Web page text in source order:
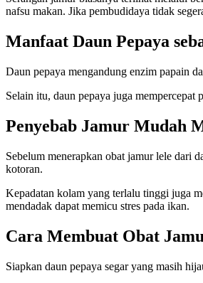
nafsu makan. Jika pembudidaya tidak
Manfaat Daun Pepaya
Daun pepaya mengandung enzim papain
Selain itu, daun pepaya juga
Penyebab Jamur Mudah
Sebelum menerapkan obat jamur lele dari
kotoran.
Kepadatan kolam yang terlalu tinggi juga
mendadak dapat memicu stres pada ikan.
Cara Membuat Obat
Siapkan daun pepaya segar yang masih